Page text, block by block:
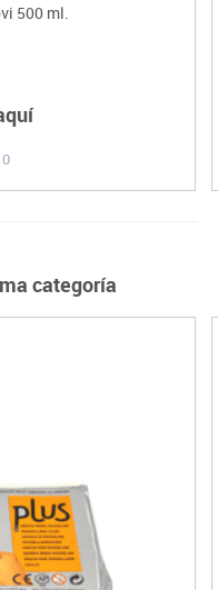
500 ml.
categoría